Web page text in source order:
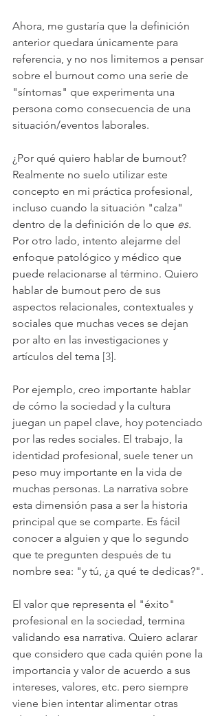
Ahora, me gustaría que la definición
anterior quedara únicamente para
referencia, y no nos limitemos a pensar
sobre el burnout como una serie de
"síntomas" que experimenta una
persona como consecuencia de una
situación/eventos laborales.
¿Por qué quiero hablar de burnout?
Realmente no suelo utilizar este
concepto en mi práctica profesional,
incluso cuando la situación "calza"
dentro de la definición de lo que es.
Por otro lado, intento alejarme del
enfoque patológico y médico que
puede relacionarse al término. Quiero
hablar de burnout pero de sus
aspectos relacionales, contextuales y
sociales que muchas veces se dejan
por alto en las investigaciones y
artículos del tema [3].
Por ejemplo, creo importante hablar
de cómo la sociedad y la cultura
juegan un papel clave, hoy potenciado
por las redes sociales. El trabajo, la
identidad profesional, suele tener un
peso muy importante en la vida de
muchas personas. La narrativa sobre
esta dimensión pasa a ser la historia
principal que se comparte. Es fácil
conocer a alguien y que lo segundo
que te pregunten después de tu
nombre sea: "y tú, ¿a qué te dedicas?".
El valor que representa el "éxito"
profesional en la sociedad, termina
validando esa narrativa. Quiero aclarar
que considero que cada quién pone la
importancia y valor de acuerdo a sus
intereses, valores, etc. pero siempre
viene bien intentar alimentar otras